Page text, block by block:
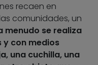
recaen en
comunidades, un
menudo se realiza
y con medios
una cuchilla, una